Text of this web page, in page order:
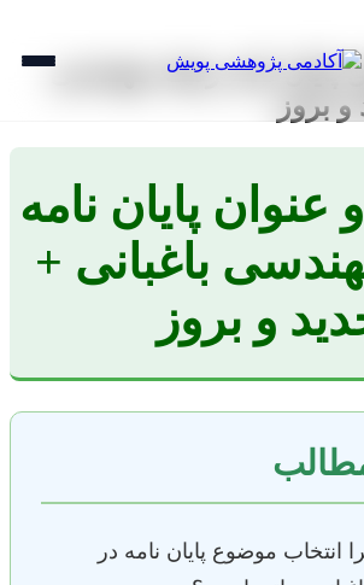
پایان نامه رشته مهندسی
و بروز
پایان نامه
باغبانی +
و بروز
انتخاب موضوع پایان نامه در